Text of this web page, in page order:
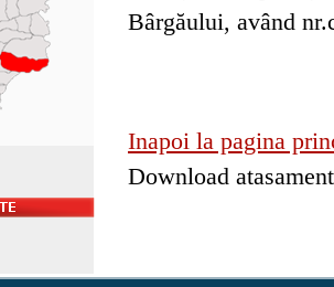
Bârgăului, având
Inapoi la pagina
Download